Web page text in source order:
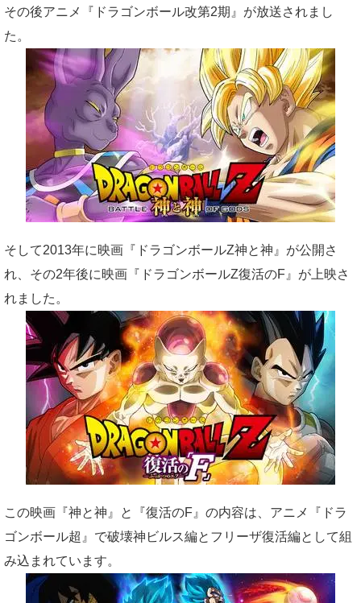
その後アニメ『ドラゴンボール改第2期』が放送されまし
た。
そして2013年に映画『ドラゴンボールZ神と神』が公開さ
れ、その2年後に映画『ドラゴンボールZ復活のF』が上映さ
れました。
この映画『神と神』と『復活のF』の内容は、アニメ『ドラ
ゴンボール超』で破壊神ビルス編とフリーザ復活編として組
み込まれています。